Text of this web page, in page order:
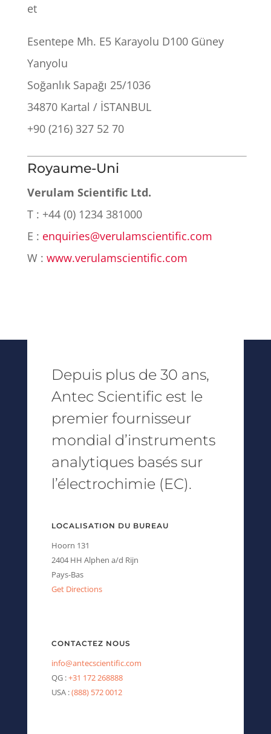
et
Esentepe Mh. E5 Karayolu D100 Güney
Yanyolu
Soğanlık Sapağı 25/1036
34870 Kartal / İSTANBUL
+90 (216) 327 52 70
Royaume-Uni
Verulam Scientific Ltd.
T : +44 (0) 1234 381000
E : enquiries@verulamscientific.com
W : www.verulamscientific.com
Depuis plus de 30 ans,
Antec Scientific est le
premier fournisseur
mondial d’instruments
analytiques basés sur
l’électrochimie (EC).
LOCALISATION DU BUREAU
Hoorn 131
2404 HH Alphen a/d Rijn
Pays-Bas
Get Directions
CONTACTEZ NOUS
info@antecscientific.com
QG :+31 172 268888
USA :(888) 572 0012